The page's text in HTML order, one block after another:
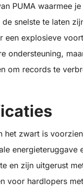
PUMA waarmee
snelste te laten
explosieve
ondersteuning,
om records te
het zwart is
energieteruggave
en zijn uitgerust
voor hardlopers